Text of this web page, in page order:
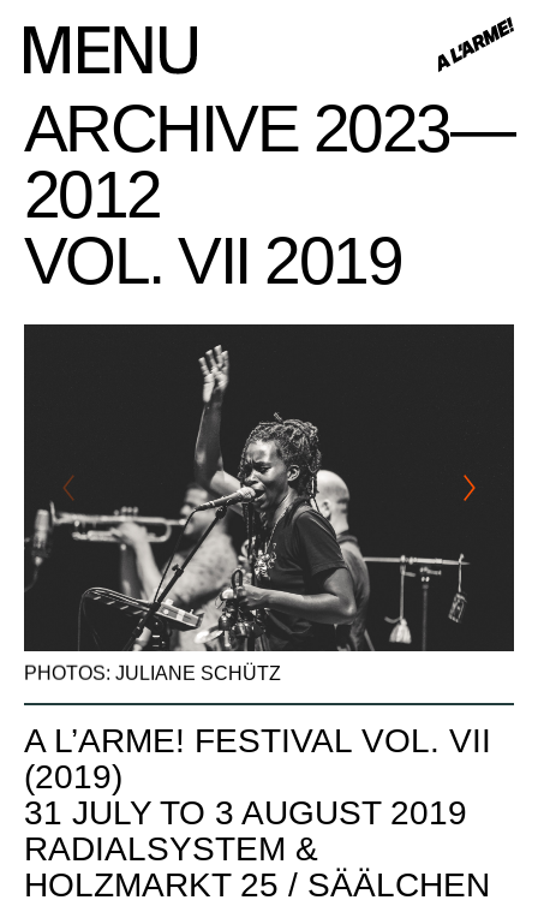
ARCHIVE 2023—
2012
VOL. VII 2019
PHOTOS: JULIANE SCHÜTZ
A L’ARME! FESTIVAL VOL. VII
(2019)
31 JULY TO 3 AUGUST 2019
RADIALSYSTEM &
HOLZMARKT 25 / SÄÄLCHEN